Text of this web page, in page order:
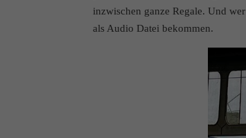
inzwischen ganze Regale. Und
als Audio Datei bekommen.